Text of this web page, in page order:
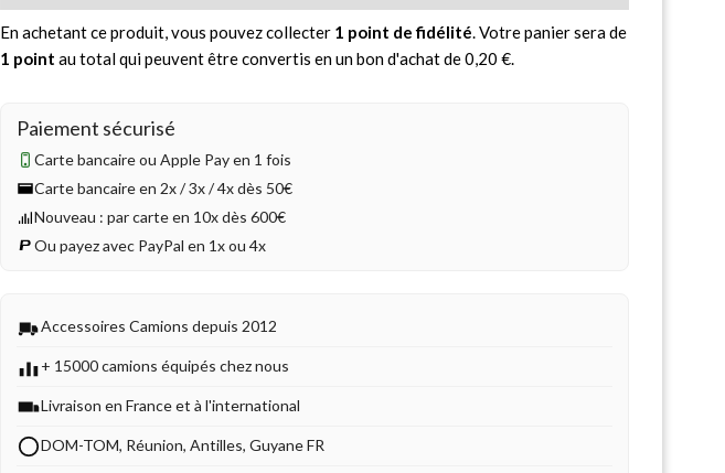
En achetant ce produit, vous pouvez collecter 1 point de fidélité . Votre panier sera de
1 point au total qui peuvent être convertis en un bon d'achat de0,20 €
Paiement sécurisé
Carte bancaire ou Apple Pay en 1 fois
Carte bancaire en 2x / 3x / 4x dès 50€
Nouveau : par carte en 10x dès 600€
Ou payez avec PayPal en 1x ou 4x
Accessoires Camions depuis 2012
+ 15000 camions équipés chez nous
Livraison en France et à l'international
DOM-TOM, Réunion, Antilles, Guyane FR